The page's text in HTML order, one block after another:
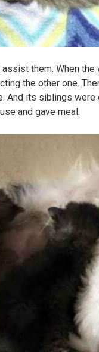
them. When
the other one.
And its siblings
and gave meal.